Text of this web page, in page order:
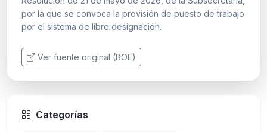
por la que se convoca la provisión de puesto de trabajo
por el sistema de libre designación.
Ver fuente original (BOE)
Categorías